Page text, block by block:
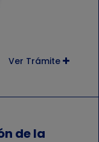
Ver Trámite
de la